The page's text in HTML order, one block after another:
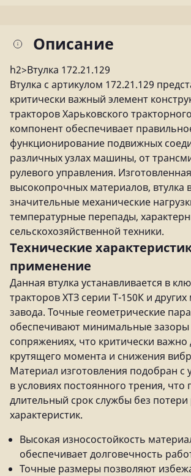
Описание
h2>Втулка 172.21.129
Втулка с артикулом 172.21.129
критически важный элемент
тракторов Харьковского
компонент обеспечивает
функционирование подвижных
различных узлах машины, от
рулевого управления.
высокопрочных материалов, втулка
значительные механические
температурные перепады,
сельскохозяйственной техники.
Технические
применение
Данная втулка устанавливается в
тракторов ХТЗ серии Т-150К и
завода. Точные геометрические
обеспечивают минимальные зазоры
сопряжениях, что критически важно
крутящего момента и снижения
Материал изготовления подобран с
в условиях постоянного трения, что
длительный срок службы без
характеристик.
Высокая износостойкость
обеспечивает долговечность
Точные размеры позволяют